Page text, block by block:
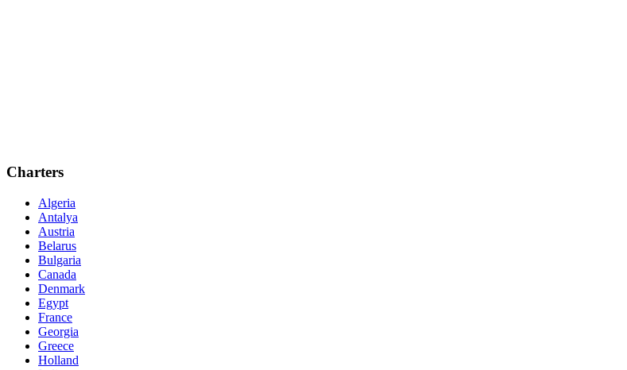
Charters
Algeria
Antalya
Austria
Belarus
Bulgaria
Canada
Denmark
Egypt
France
Georgia
Greece
Holland